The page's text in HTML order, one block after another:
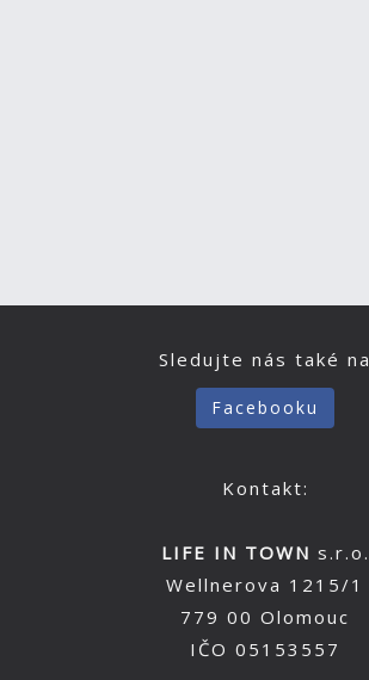
Sledujte nás také na
Facebooku
Kontakt:
LIFE IN TOWN s.r.o.
Wellnerova 1215/1
779 00 Olomouc
IČO 05153557